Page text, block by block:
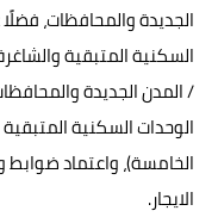
الجديدة والمحافظات،
السكنية المتبقية
/ المدن الجديدة
الوحدات السكنية
الخامسة)، واعتماد
الايجار.